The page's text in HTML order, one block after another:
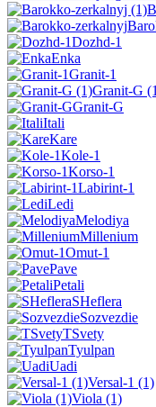
Dozhd-1
Enka
Granit-1
Granit-G
Granit-G
Itali
Kare
Kole-1
Korso-1
Labirint-1
Ledi
Melodiya
Millenium
Omut-1
Pave
Petali
SHeflera
Sozvezdie
TSvety
Tyulpan
Uadi
Versal-1 (1)
Viola (1)